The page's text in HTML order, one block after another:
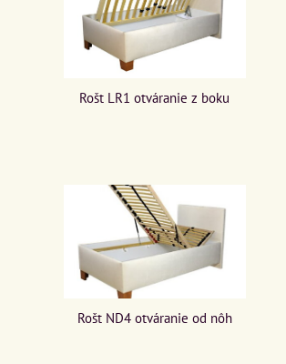
Rošt LR1 otváranie z boku
Rošt ND4 otváranie od nôh